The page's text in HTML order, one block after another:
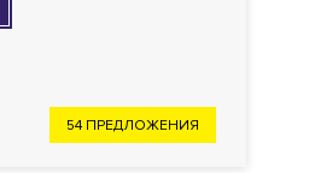
54 ПРЕДЛОЖЕНИЯ